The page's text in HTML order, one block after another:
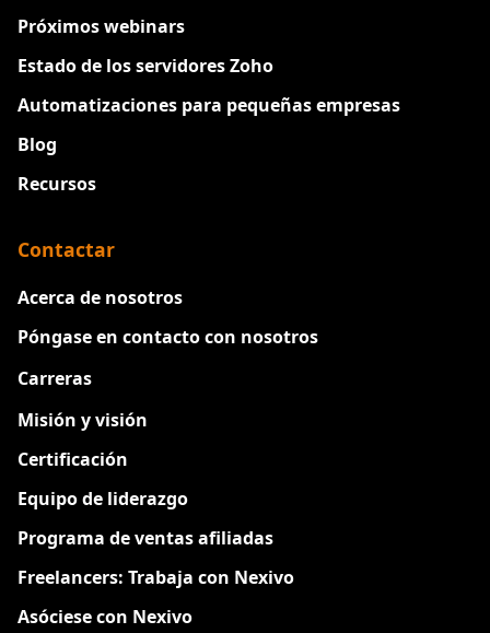
Próximos webinars
Estado de los servidores Zoho
Automatizaciones para pequeñas empresas
Blog
Recursos
Contactar
Acerca de nosotros
Póngase en contacto con nosotros
Carreras
Misión y visión
Certificación
Equipo de liderazgo
Programa de ventas afiliadas
Freelancers: Trabaja con Nexivo
Asóciese con Nexivo